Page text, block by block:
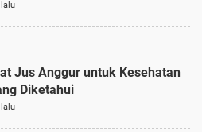
Jus Anggur untuk Kesehatan
Diketahui